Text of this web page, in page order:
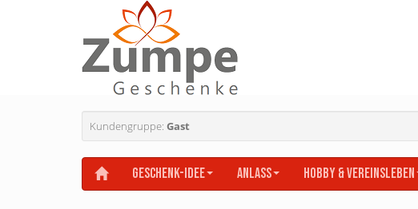
Kundengruppe: Gast
Geschenk-Idee Anlass Hobby & Vereinsleben